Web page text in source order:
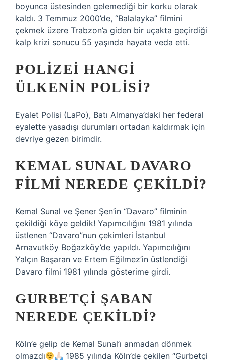
boyunca üstesinden gelemediği bir korku olarak
kaldı. 3 Temmuz 2000’de, “Balalayka” filmini
çekmek üzere Trabzon’a giden bir uçakta geçirdiği
kalp krizi sonucu 55 yaşında hayata veda etti.
POLIZEI HANGI
ÜLKENIN POLISI?
Eyalet Polisi (LaPo), Batı Almanya’daki her federal
eyalette yasadışı durumları ortadan kaldırmak için
devriye gezen birimdir.
KEMAL SUNAL DAVARO
FILMI NEREDE ÇEKILDI?
Kemal Sunal ve Şener Şen’in “Davaro” filminin
çekildiği köye geldik! Yapımcılığını 1981 yılında
üstlenen “Davaro”nun çekimleri İstanbul
Arnavutköy Boğazköy’de yapıldı. Yapımcılığını
Yalçın Başaran ve Ertem Eğilmez’in üstlendiği
Davaro filmi 1981 yılında gösterime girdi.
GURBETÇI ŞABAN
NEREDE ÇEKILDI?
Köln’e gelip de Kemal Sunal’ı anmadan dönmek
olmazdı
1985 yılında Köln’de çekilen “Gurbetçi